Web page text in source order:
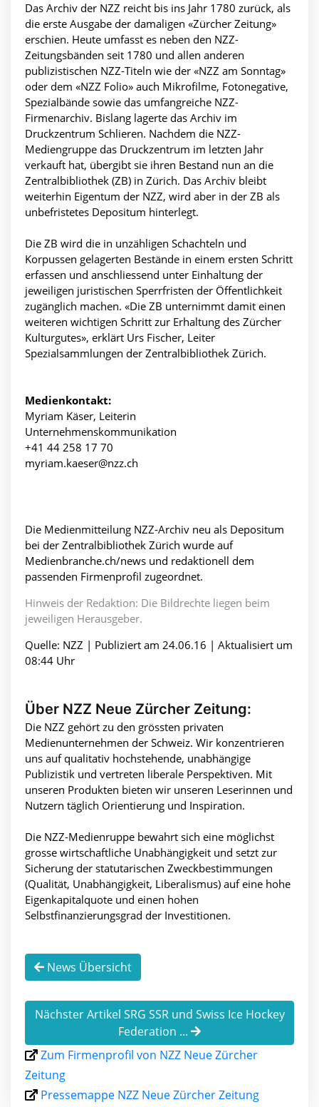
Das Archiv der NZZ reicht bis ins Jahr 1780 zurück, als
die erste Ausgabe der damaligen «Zürcher Zeitung»
erschien. Heute umfasst es neben den NZZ-
Zeitungsbänden seit 1780 und allen anderen
publizistischen NZZ-Titeln wie der «NZZ am Sonntag»
oder dem «NZZ Folio» auch Mikrofilme, Fotonegative,
Spezialbände sowie das umfangreiche NZZ-
Firmenarchiv. Bislang lagerte das Archiv im
Druckzentrum Schlieren. Nachdem die NZZ-
Mediengruppe das Druckzentrum im letzten Jahr
verkauft hat, übergibt sie ihren Bestand nun an die
Zentralbibliothek (ZB) in Zürich. Das Archiv bleibt
weiterhin Eigentum der NZZ, wird aber in der ZB als
unbefristetes Depositum hinterlegt.
Die ZB wird die in unzähligen Schachteln und
Korpussen gelagerten Bestände in einem ersten Schritt
erfassen und anschliessend unter Einhaltung der
jeweiligen juristischen Sperrfristen der Öffentlichkeit
zugänglich machen. «Die ZB unternimmt damit einen
weiteren wichtigen Schritt zur Erhaltung des Zürcher
Kulturgutes», erklärt Urs Fischer, Leiter
Spezialsammlungen der Zentralbibliothek Zürich.
Medienkontakt:
Myriam Käser, Leiterin
Unternehmenskommunikation
+41 44 258 17 70
myriam.kaeser@nzz.ch
Die Medienmitteilung NZZ-Archiv neu als Depositum
bei der Zentralbibliothek Zürich wurde auf
Medienbranche.ch/news und redaktionell dem
passenden Firmenprofil zugeordnet.
Hinweis der Redaktion: Die Bildrechte liegen beim
jeweiligen Herausgeber.
Quelle: NZZ | Publiziert am 24.06.16 | Aktualisiert um
08:44 Uhr
Über NZZ Neue Zürcher Zeitung:
Die NZZ gehört zu den grössten privaten
Medienunternehmen der Schweiz. Wir konzentrieren
uns auf qualitativ hochstehende, unabhängige
Publizistik und vertreten liberale Perspektiven. Mit
unseren Produkten bieten wir unseren Leserinnen und
Nutzern täglich Orientierung und Inspiration.
Die NZZ-Medienruppe bewahrt sich eine möglichst
grosse wirtschaftliche Unabhängigkeit und setzt zur
Sicherung der statutarischen Zweckbestimmungen
(Qualität, Unabhängigkeit, Liberalismus) auf eine hohe
Eigenkapitalquote und einen hohen
Selbstfinanzierungsgrad der Investitionen.
News Übersicht
Nächster Artikel SRG SSR und Swiss Ice Hockey
Federation ...
Zum Firmenprofil von NZZ Neue Zürcher
Zeitung
Pressemappe NZZ Neue Zürcher Zeitung